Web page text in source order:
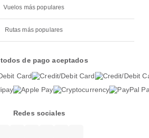
Vuelos más populares
Rutas más populares
de pago aceptados
Redes sociales